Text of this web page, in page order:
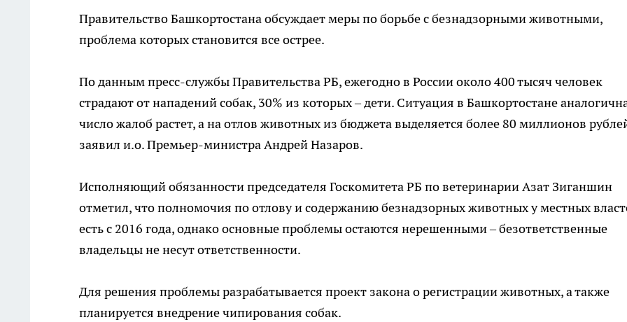
Правительство Башкортостана обсуждает меры по борьбе с безнадзорными животными,
проблема которых становится все острее.
По данным пресс-службы Правительства РБ, ежегодно в России около 400 тысяч человек
страдают от нападений собак, 30% из которых – дети. Ситуация в Башкортостане
число жалоб растет, а на отлов животных из бюджета выделяется более 80 миллионов
заявил и.о. Премьер-министра Андрей Назаров.
Исполняющий обязанности председателя Госкомитета РБ по ветеринарии Азат Зиганшин
отметил, что полномочия по отлову и содержанию безнадзорных животных у местных
есть с 2016 года, однако основные проблемы остаются нерешенными – безответственные
владельцы не несут ответственности.
Для решения проблемы разрабатывается проект закона о регистрации животных, а также
планируется внедрение чипирования собак.